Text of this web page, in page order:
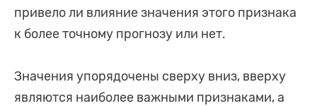
привело ли влияние значения этого признака
к более точному прогнозу или нет.
Значения упорядочены сверху вниз, вверху
являются наиболее важными признаками, а